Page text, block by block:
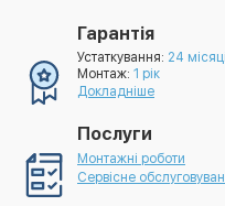
Гарантія
Устаткування: 24 місяці
Монтаж: 1 рік
Докладніше
Послуги
Монтажні роботи
Сервісне